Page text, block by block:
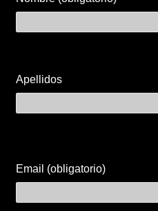
Apellidos
Email (obligatorio)